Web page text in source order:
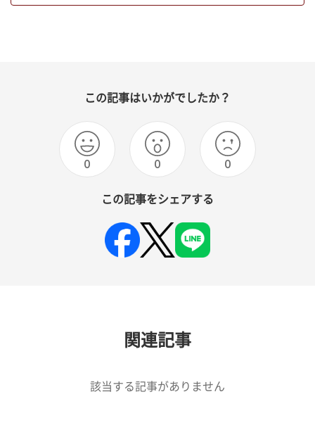
この記事はいかがでしたか？
0 0 0
この記事をシェアする
関連記事
該当する記事がありません